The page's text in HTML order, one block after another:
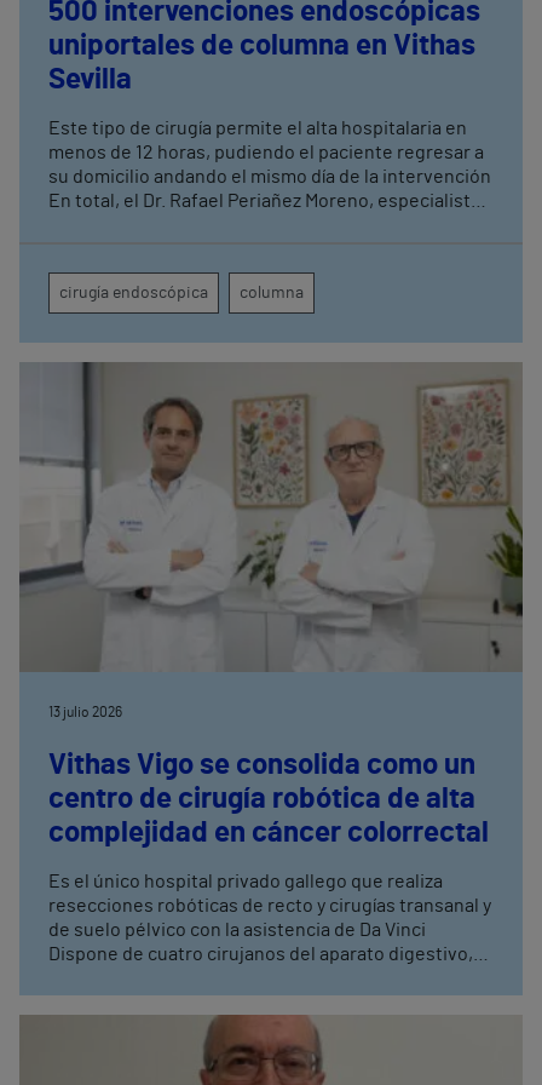
500 intervenciones endoscópicas
uniportales de columna en Vithas
Sevilla
Este tipo de cirugía permite el alta hospitalaria en
menos de 12 horas, pudiendo el paciente regresar a
su domicilio andando el mismo día de la intervención
En total, el Dr. Rafael Periañez Moreno, especialista
a lo largo de diez años de actividad en el centro
cirugía endoscópica columna
13 julio 2026
Vithas Vigo se consolida como un
centro de cirugía robótica de alta
complejidad en cáncer colorrectal
Es el único hospital privado gallego que realiza
resecciones robóticas de recto y cirugías transanal y
de suelo pélvico con la asistencia de Da Vinci
Dispone de cuatro cirujanos del aparato digestivo,